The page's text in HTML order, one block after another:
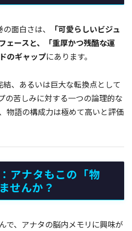
面白さは、
「可愛らしいビジュ
ェースと、「重厚かつ残酷な運
のギャップにあります。
、あるいは巨大な転換点として
の苦しみに対する一つの論理的な
物語の構成力は極めて高いと評価
アナタもこの「物
せんか？
で、アナタの脳内メモリに興味が